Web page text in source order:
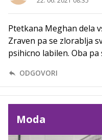
Ptetkana Meghan dela
Zraven pa se zlorablja
psihicno labilen. Oba
ODGOVORI
Moda